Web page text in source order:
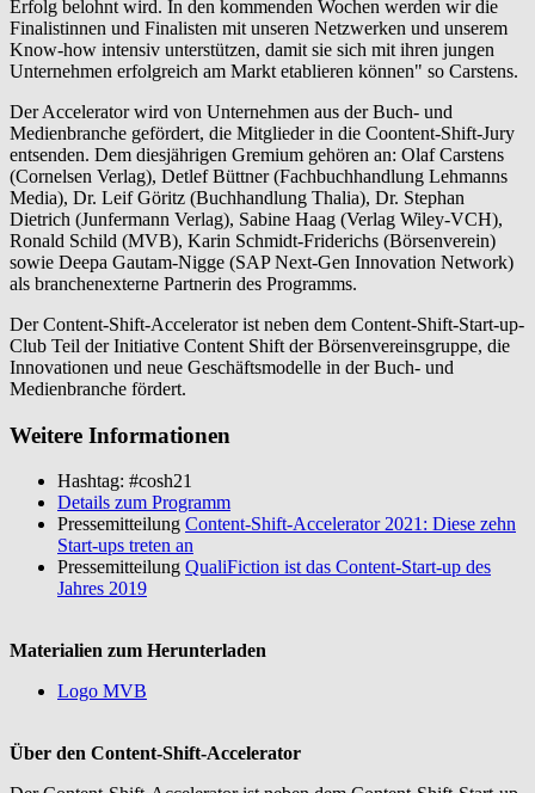
Erfolg belohnt wird. In den kommenden Wochen werden wir die
Finalistinnen und Finalisten mit unseren Netzwerken und unserem
Know-how intensiv unterstützen, damit sie sich mit ihren jungen
Unternehmen erfolgreich am Markt etablieren können" so Carstens.
Der Accelerator wird von Unternehmen aus der Buch- und
Medienbranche gefördert, die Mitglieder in die Coontent-Shift-Jury
entsenden. Dem diesjährigen Gremium gehören an: Olaf Carstens
(Cornelsen Verlag), Detlef Büttner (Fachbuchhandlung Lehmanns
Media), Dr. Leif Göritz (Buchhandlung Thalia), Dr. Stephan
Dietrich (Junfermann Verlag), Sabine Haag (Verlag Wiley-VCH),
Ronald Schild (MVB), Karin Schmidt-Friderichs (Börsenverein)
sowie Deepa Gautam-Nigge (SAP Next-Gen Innovation Network)
als branchenexterne Partnerin des Programms.
Der Content-Shift-Accelerator ist neben dem Content-Shift-Start-up-
Club Teil der Initiative Content Shift der Börsenvereinsgruppe, die
Innovationen und neue Geschäftsmodelle in der Buch- und
Medienbranche fördert.
Weitere Informationen
Hashtag: #cosh21
Details zum Programm
Pressemitteilung Content-Shift-Accelerator 2021: Diese zehn
Start-ups treten an
Pressemitteilung QualiFiction ist das Content-Start-up des
Jahres 2019
Materialien zum Herunterladen
Logo MVB
Über den Content-Shift-Accelerator